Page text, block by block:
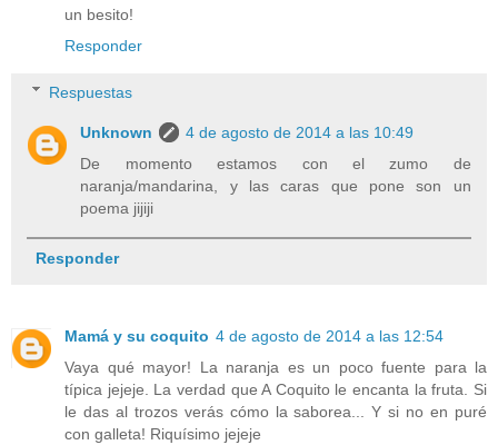
un besito!
Responder
Respuestas
Unknown
4 de agosto de 2014 a las 10:49
De momento estamos con el zumo de
naranja/mandarina, y las caras que pone son un
poema jijiji
Responder
Mamá y su coquito 4 de agosto de 2014 a las 12:54
Vaya qué mayor! La naranja es un poco fuente para la
típica jejeje. La verdad que A Coquito le encanta la fruta. Si
le das al trozos verás cómo la saborea... Y si no en puré
con galleta! Riquísimo jejeje